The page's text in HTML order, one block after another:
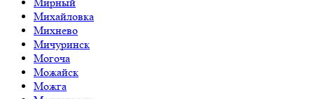
Михайловка
Михнево
Мичуринск
Могоча
Можайск
Можга